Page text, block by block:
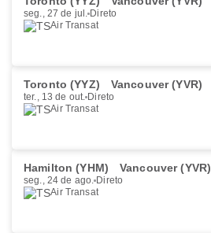
seg., 27 de jul. Direto
Air Transat
Toronto (YYZ) Vancouver (YVR)
ter., 13 de out. Direto
Air Transat
Hamilton (YHM) Vancouver (YVR)
seg., 24 de ago. Direto
Air Transat